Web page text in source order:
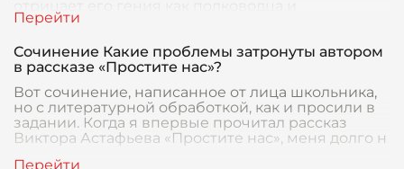
государственного деятеля
Сочинение Какие проблемы затронуты автором
в рассказе «Простите нас»?
Вот сочинение, написанное от лица школьника,
но с литературной обработкой, как и просили в
задании. Когда я впервые прочитал рассказ
Виктора Астафьева «Простите нас», меня долго н